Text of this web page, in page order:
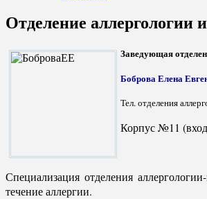
Отделение аллергологии
Заведующая
Боброва Елена
Тел. отделения
Корпус №11
Специализация отделения
течение аллергии.